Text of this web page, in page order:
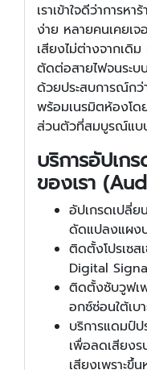
เราเข้าใจดีว่าการห
ง่าย หลายคนเคยเ
เสียงไม่ต่างจากเดิ
ตัดต่อสายไฟจนระ
ด้วยประสบการณ์ก
พร้อมเนรมิตห้องโด
ส่วนตัวที่สมบูรณ์แบ
บริการอัปเก
ของเรา
อัปเกรดเปลี่
ดัดแปลงแผง
ติดตั้งโปรเซส
Digital
ติดตั้งซับวูฟเ
อกซ์ซ่อนใต้เบ
บริการแดมป์
เพื่อลดเสียง
เสียงเพราะขึ้